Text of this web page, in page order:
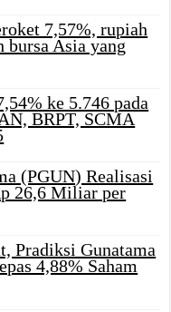
7,57%, rupiah
bursa Asia yang
ke 5.746 pada
BRPT, SCMA
(PGUN) Realisasi
26,6 Miliar per
Pradiksi Gunatama
4,88% Saham